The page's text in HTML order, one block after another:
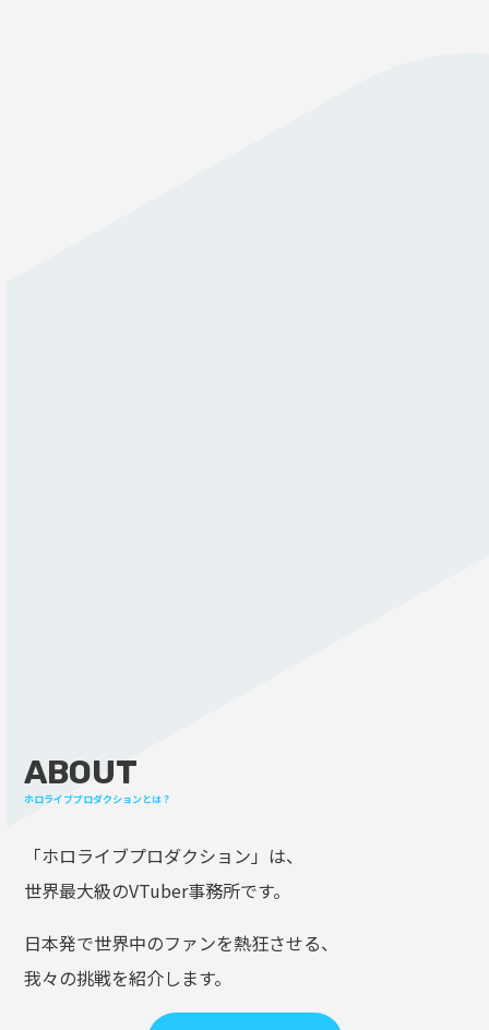
ABOUT
ホロライブプロダクションとは？
「ホロライブプロダクション」は、
世界最大級のVTuber事務所です。
日本発で世界中のファンを熱狂させる、
我々の挑戦を紹介します。